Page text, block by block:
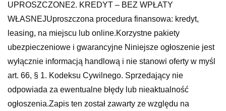
UPROSZCZONE2. KREDYT – BEZ WPŁATY
WŁASNEJUproszczona procedura finansowa: kredyt,
leasing, na miejscu lub online.Korzystne pakiety
ubezpieczeniowe i gwarancyjne Niniejsze ogłoszenie jest
wyłącznie informacją handlową i nie stanowi oferty w myśl
art. 66, § 1. Kodeksu Cywilnego. Sprzedający nie
odpowiada za ewentualne błędy lub nieaktualność
ogłoszenia.Zapis ten został zawarty ze względu na